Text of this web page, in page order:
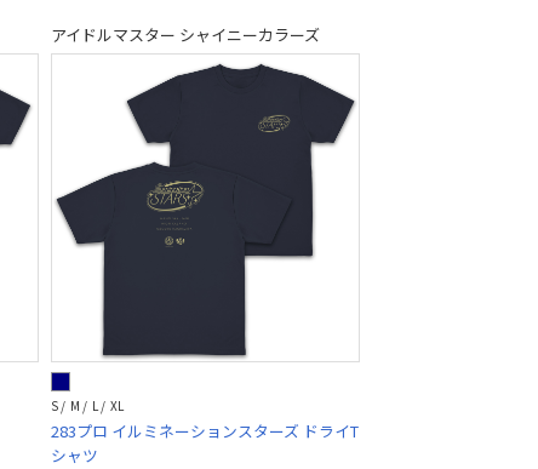
アイドルマスター シャイニーカラーズ
S / M / L / XL
283プロ イルミネーションスターズ ドライT
シャツ